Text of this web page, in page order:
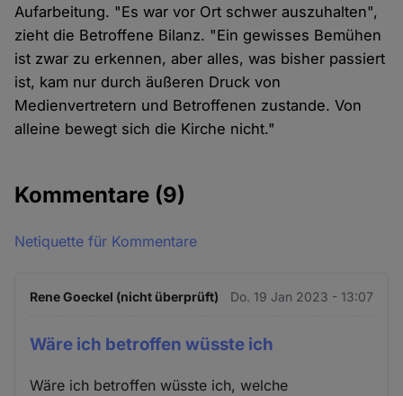
Aufarbeitung. "Es war vor Ort schwer auszuhalten",
zieht die Betroffene Bilanz. "Ein gewisses Bemühen
ist zwar zu erkennen, aber alles, was bisher passiert
ist, kam nur durch äußeren Druck von
Medienvertretern und Betroffenen zustande. Von
alleine bewegt sich die Kirche nicht."
Kommentare (9)
Netiquette für Kommentare
Rene Goeckel (nicht überprüft) Do. 19 Jan 2023 - 13:07
Wäre ich betroffen wüsste ich
Wäre ich betroffen wüsste ich, welche